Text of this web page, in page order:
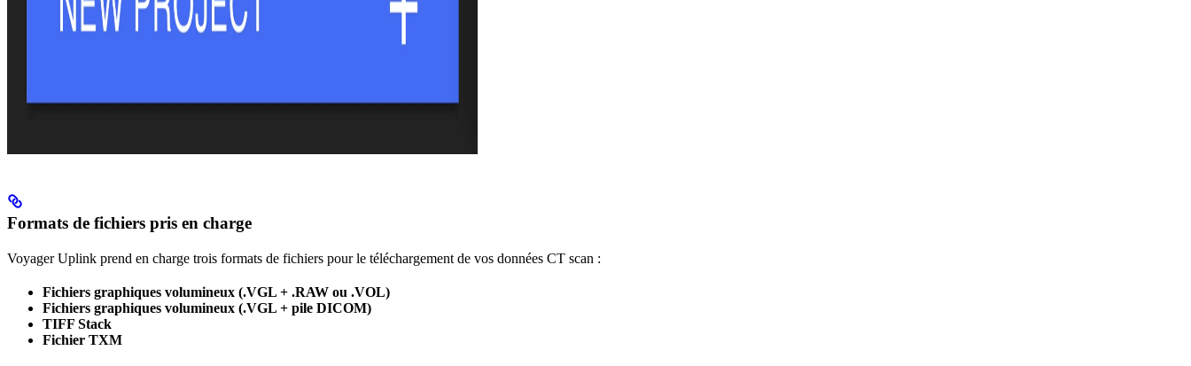
Formats de fichiers pris en charge
Voyager Uplink prend en charge trois formats de fichiers pour le téléchargement de vos données CT scan :
Fichiers graphiques volumineux (.VGL + .RAW ou .VOL)
Fichiers graphiques volumineux (.VGL + pile DICOM)
TIFF Stack
Fichier TXM